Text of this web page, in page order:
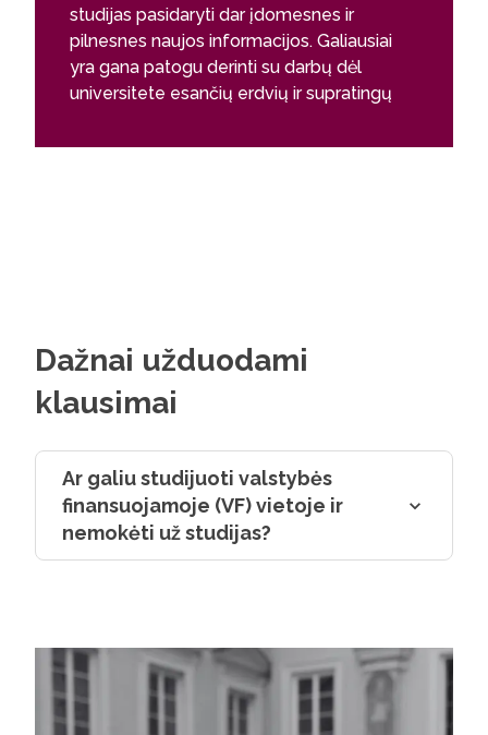
studijas pasidaryti dar įdomesnes ir
pilnesnes naujos informacijos. Galiausiai
yra gana patogu derinti su darbų dėl
universitete esančių erdvių ir supratingų
Eglė Jašinskaitė
Dažnai užduodami
klausimai
Ar galiu studijuoti valstybės
finansuojamoje (VF) vietoje ir
nemokėti už studijas?